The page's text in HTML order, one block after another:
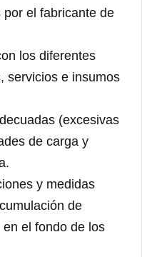
el fabricante de
los diferentes
servicios e insumos
(excesivas
de carga y
y medidas
de
el fondo de los